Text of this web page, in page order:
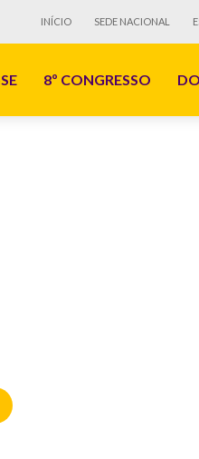
INÍCIO SEDE NACIONAL
8º CONGRESSO